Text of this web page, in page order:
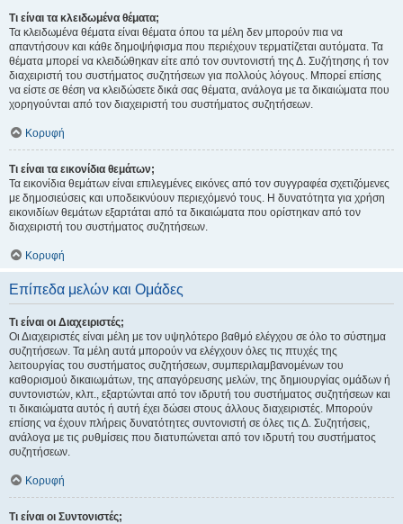
Τι είναι τα κλειδωμένα θέματα;
Τα κλειδωμένα θέματα είναι θέματα όπου τα μέλη δεν μπορούν πια να
απαντήσουν και κάθε δημοψήφισμα που περιέχουν τερματίζεται αυτόματα. Τα
θέματα μπορεί να κλειδώθηκαν είτε από τον συντονιστή της Δ. Συζήτησης ή τον
διαχειριστή του συστήματος συζητήσεων για πολλούς λόγους. Μπορεί επίσης
να είστε σε θέση να κλειδώσετε δικά σας θέματα, ανάλογα με τα δικαιώματα που
χορηγούνται από τον διαχειριστή του συστήματος συζητήσεων.
Κορυφή
Τι είναι τα εικονίδια θεμάτων;
Τα εικονίδια θεμάτων είναι επιλεγμένες εικόνες από τον συγγραφέα σχετιζόμενες
με δημοσιεύσεις και υποδεικνύουν περιεχόμενό τους. Η δυνατότητα για χρήση
εικονιδίων θεμάτων εξαρτάται από τα δικαιώματα που ορίστηκαν από τον
διαχειριστή του συστήματος συζητήσεων.
Κορυφή
Επίπεδα μελών και Ομάδες
Τι είναι οι Διαχειριστές;
Οι Διαχειριστές είναι μέλη με τον υψηλότερο βαθμό ελέγχου σε όλο το σύστημα
συζητήσεων. Τα μέλη αυτά μπορούν να ελέγχουν όλες τις πτυχές της
λειτουργίας του συστήματος συζητήσεων, συμπεριλαμβανομένων του
καθορισμού δικαιωμάτων, της απαγόρευσης μελών, της δημιουργίας ομάδων ή
συντονιστών, κλπ., εξαρτώνται από τον ιδρυτή του συστήματος συζητήσεων και
τι δικαιώματα αυτός ή αυτή έχει δώσει στους άλλους διαχειριστές. Μπορούν
επίσης να έχουν πλήρεις δυνατότητες συντονιστή σε όλες τις Δ. Συζητήσεις,
ανάλογα με τις ρυθμίσεις που διατυπώνεται από τον ιδρυτή του συστήματος
συζητήσεων.
Κορυφή
Τι είναι οι Συντονιστές;